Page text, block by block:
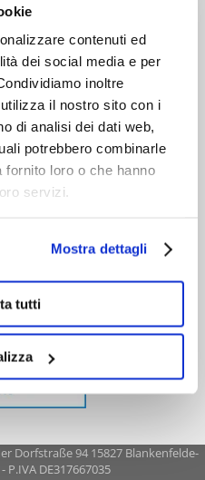
contenuti ed
dei social media e per
inoltre
il nostro sito con i
di analisi dei dati web,
potrebbero combinarle
loro o che hanno
servizi.
Mostra dettagli
tutti
Dorfstraße 94 15827 Blankenfelde-
DE317667035